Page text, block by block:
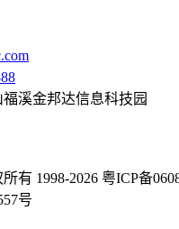
溪金邦达信息科技园
有 1998-2026 粤ICP备
号